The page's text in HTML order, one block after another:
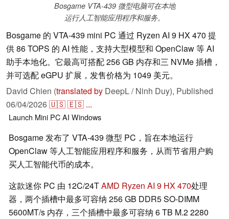
Bosgame VTA-439 微型电脑可在本地
运行人工智能应用程序和服务。
Bosgame 的 VTA-439 mini PC 通过 Ryzen AI 9 HX 470 提
供 86 TOPS 的 AI 性能，支持大型模型和 OpenClaw 等 AI
助手本地化。它最高可搭配 256 GB 内存和三 NVMe 插槽，
并可选配 eGPU 扩展，发售价格为 1049 美元。
David Chien (translated by DeepL / Ninh Duy), Published
06/04/2026🇺🇸🇪🇸 ...
Launch Mini PCAI Windows
Bosgame 发布了 VTA-439 微型 PC，旨在本地运行
OpenClaw 等人工智能应用程序和服务，从而节省用户购
买人工智能代币的成本。
这款迷你 PC 由 12C/24TAMD Ryzen AI 9 HX 470处理
器，两个插槽中最多可容纳 256 GB DDR5 SO-DIMM
5600MT/s 内存，三个插槽中最多可容纳 6 TB M.2 2280